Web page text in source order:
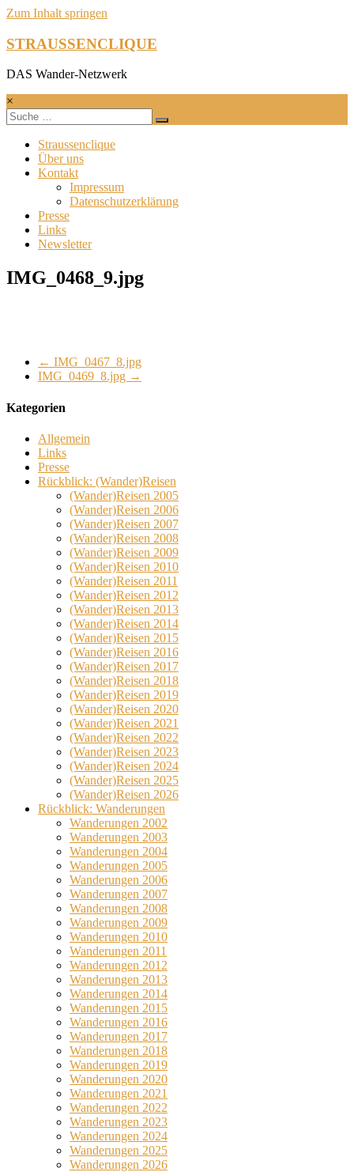
Zum Inhalt springen
STRAUSSENCLIQUE
DAS Wander-Netzwerk
×
Straussenclique
Über uns
Kontakt
Impressum
Datenschutzerklärung
Presse
Links
Newsletter
IMG_0468_9.jpg
← IMG_0467_8.jpg
IMG_0469_8.jpg →
Kategorien
Allgemein
Links
Presse
Rückblick: (Wander)Reisen
(Wander)Reisen 2005
(Wander)Reisen 2006
(Wander)Reisen 2007
(Wander)Reisen 2008
(Wander)Reisen 2009
(Wander)Reisen 2010
(Wander)Reisen 2011
(Wander)Reisen 2012
(Wander)Reisen 2013
(Wander)Reisen 2014
(Wander)Reisen 2015
(Wander)Reisen 2016
(Wander)Reisen 2017
(Wander)Reisen 2018
(Wander)Reisen 2019
(Wander)Reisen 2020
(Wander)Reisen 2021
(Wander)Reisen 2022
(Wander)Reisen 2023
(Wander)Reisen 2024
(Wander)Reisen 2025
(Wander)Reisen 2026
Rückblick: Wanderungen
Wanderungen 2002
Wanderungen 2003
Wanderungen 2004
Wanderungen 2005
Wanderungen 2006
Wanderungen 2007
Wanderungen 2008
Wanderungen 2009
Wanderungen 2010
Wanderungen 2011
Wanderungen 2012
Wanderungen 2013
Wanderungen 2014
Wanderungen 2015
Wanderungen 2016
Wanderungen 2017
Wanderungen 2018
Wanderungen 2019
Wanderungen 2020
Wanderungen 2021
Wanderungen 2022
Wanderungen 2023
Wanderungen 2024
Wanderungen 2025
Wanderungen 2026